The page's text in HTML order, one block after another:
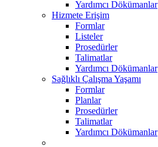
Yardımcı Dökümanlar
Hizmete Erişim
Formlar
Listeler
Prosedürler
Talimatlar
Yardımcı Dökümanlar
Sağlıklı Çalışma Yaşamı
Formlar
Planlar
Prosedürler
Talimatlar
Yardımcı Dökümanlar